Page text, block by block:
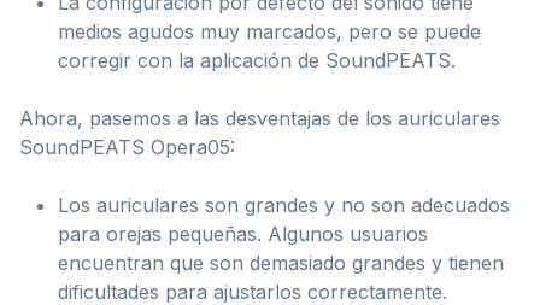
medios agudos muy marcados, pero se puede
corregir con la aplicación de SoundPEATS.
Ahora, pasemos a las desventajas de los auriculares
SoundPEATS Opera05:
Los auriculares son grandes y no son adecuados
para orejas pequeñas. Algunos usuarios
encuentran que son demasiado grandes y tienen
dificultades para ajustarlos correctamente.